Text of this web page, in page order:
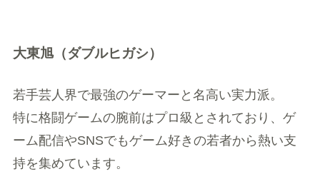
大東旭（ダブルヒガシ）
若手芸人界で最強のゲーマーと名高い実力派。
特に格闘ゲームの腕前はプロ級とされており、ゲ
ーム配信やSNSでもゲーム好きの若者から熱い支
持を集めています。